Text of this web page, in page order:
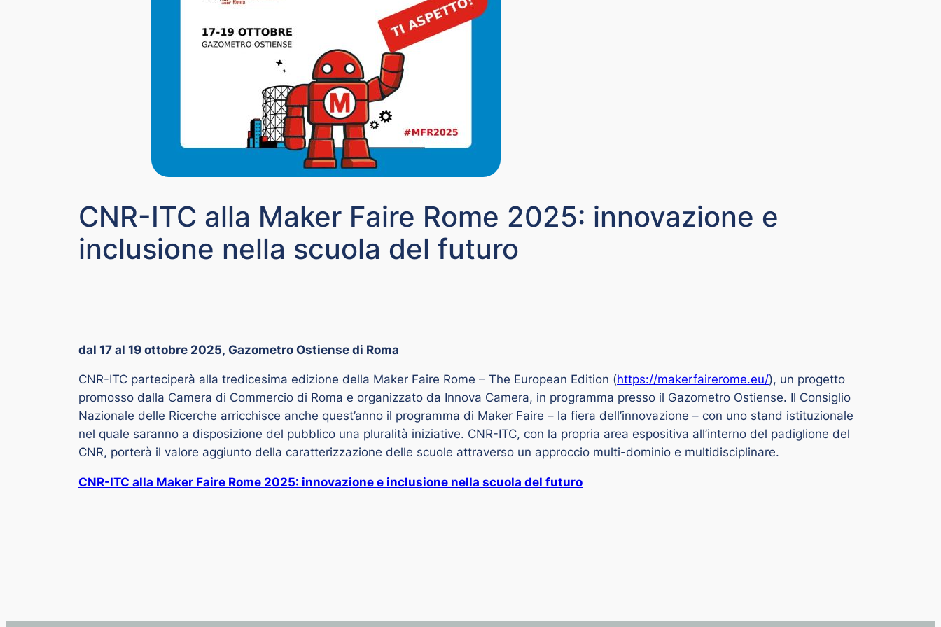
CNR-ITC alla Maker Faire Rome 2025: innovazione e
inclusione nella scuola del futuro
dal 17 al 19 ottobre 2025, Gazometro Ostiense di Roma
CNR-ITC parteciperà alla tredicesima edizione della Maker Faire Rome – The European Edition (https://makerfairerome.eu/), un progetto
promosso dalla Camera di Commercio di Roma e organizzato da Innova Camera, in programma presso il Gazometro Ostiense. Il Consiglio
Nazionale delle Ricerche arricchisce anche quest’anno il programma di Maker Faire – la fiera dell’innovazione – con uno stand istituzionale
nel quale saranno a disposizione del pubblico una pluralità iniziative. CNR-ITC, con la propria area espositiva all’interno del padiglione del
CNR, porterà il valore aggiunto della caratterizzazione delle scuole attraverso un approccio multi-dominio e multidisciplinare.
CNR-ITC alla Maker Faire Rome 2025: innovazione e inclusione nella scuola del futuro